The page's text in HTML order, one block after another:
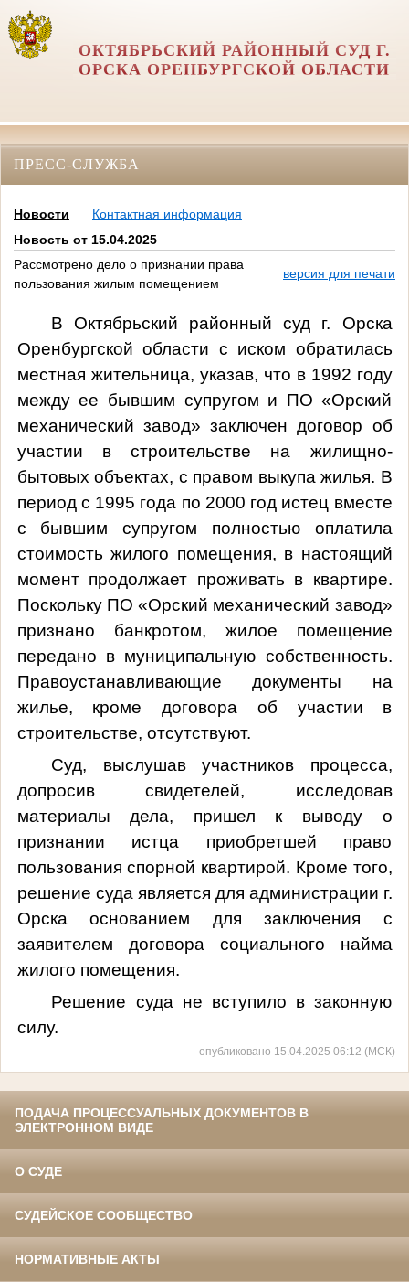
ОКТЯБРЬСКИЙ РАЙОННЫЙ СУД Г.
ОРСКА ОРЕНБУРГСКОЙ ОБЛАСТИ
ПРЕСС-СЛУЖБА
Новости
Контактная информация
Новость от 15.04.2025
Рассмотрено дело о признании права
пользования жилым помещением
версия для печати
В Октябрьский районный суд г. Орска
Оренбургской области с иском обратилась
местная жительница, указав, что в 1992 году
между ее бывшим супругом и ПО «Орский
механический завод» заключен договор об
участии в строительстве на жилищно-
бытовых объектах, с правом выкупа жилья. В
период с 1995 года по 2000 год истец вместе
с бывшим супругом полностью оплатила
стоимость жилого помещения, в настоящий
момент продолжает проживать в квартире.
Поскольку ПО «Орский механический завод»
признано банкротом, жилое помещение
передано в муниципальную собственность.
Правоустанавливающие документы на
жилье, кроме договора об участии в
строительстве, отсутствуют.
Суд, выслушав участников процесса,
допросив свидетелей, исследовав
материалы дела, пришел к выводу о
признании истца приобретшей право
пользования спорной квартирой. Кроме того,
решение суда является для администрации г.
Орска основанием для заключения с
заявителем договора социального найма
жилого помещения.
Решение суда не вступило в законную
силу.
опубликовано 15.04.2025 06:12 (МСК)
ПОДАЧА ПРОЦЕССУАЛЬНЫХ ДОКУМЕНТОВ В
ЭЛЕКТРОННОМ ВИДЕ
О СУДЕ
СУДЕЙСКОЕ СООБЩЕСТВО
НОРМАТИВНЫЕ АКТЫ